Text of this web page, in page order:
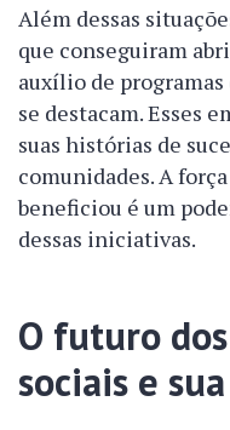
Além dessas
que conseguiram
auxílio de
se destacam. Esses
suas histórias de
comunidades. A
beneficiou é um
dessas iniciativas.
O futuro
sociais e